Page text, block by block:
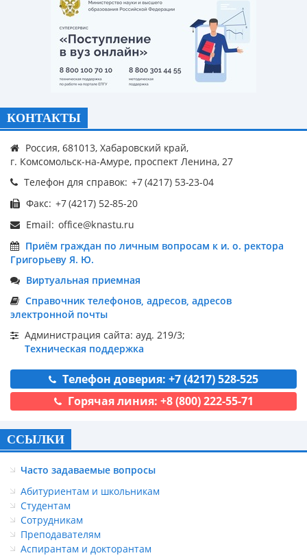
КОНТАКТЫ
Россия, 681013, Хабаровский край,
г. Комсомольск-на-Амуре, проспект Ленина, 27
Телефон для справок:
Факс:
Email:
Приём граждан по личным вопросам к и. о. ректора
Григорьеву Я. Ю.
Виртуальная приемная
Справочник телефонов, адресов, адресов
электронной почты
Администрация сайта: ауд. 219/3;
Техническая поддержка
Телефон доверия: +7 (4217) 528-525
Горячая линия: +8 (800) 222-55-71
ССЫЛКИ
Часто задаваемые вопросы
Абитуриентам и школьникам
Студентам
Сотрудникам
Преподавателям
Аспирантам и докторантам